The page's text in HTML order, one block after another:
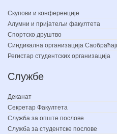
Скупови и конференције
Алумни и пријатељи факултета
Спортско друштво
Синдикална организација
Регистар студентских организација
Службе
Деканат
Секретар Факултета
Служба за опште послове
Служба за студентске послове